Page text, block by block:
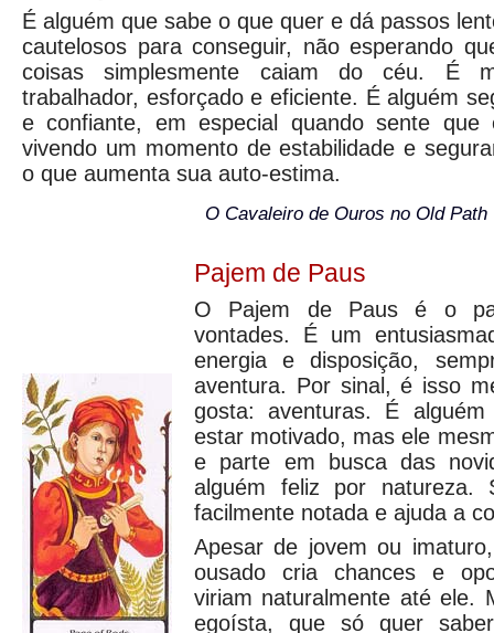
É alguém que sabe o que quer e dá passos
cautelosos para conseguir, não esperando
coisas simplesmente caiam do céu. É
trabalhador, esforçado e eficiente. É alguém
e confiante, em especial quando sente que
vivendo um momento de estabilidade e
o que aumenta sua auto-estima.
O Cavaleiro de Ouros no Old Path
Pajem de Paus
O Pajem de Paus é o
vontades. É um
energia e disposição,
aventura. Por sinal, é isso
gosta: aventuras. É
estar motivado, mas ele
e parte em busca das
alguém feliz por natureza.
facilmente notada e ajuda a
Apesar de jovem ou
ousado cria chances e
viriam naturalmente até ele.
egoísta, que só quer